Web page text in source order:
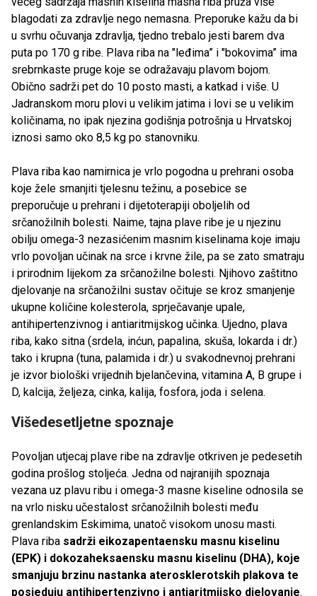
blagodati za zdravlje nego nemasna. Preporuke kažu da bi
u svrhu očuvanja zdravlja, tjedno trebalo jesti barem dva
puta po 170 g ribe. Plava riba na "leđima” i "bokovima” ima
srebrnkaste pruge koje se odražavaju plavom bojom.
Obično sadrži pet do 10 posto masti, a katkad i više. U
Jadranskom moru plovi u velikim jatima i lovi se u velikim
količinama, no ipak njezina godišnja potrošnja u Hrvatskoj
iznosi samo oko 8,5 kg po stanovniku.
Plava riba kao namirnica je vrlo pogodna u prehrani osoba
koje žele smanjiti tjelesnu težinu, a posebice se
preporučuje u prehrani i dijetoterapiji oboljelih od
srčanožilnih bolesti. Naime, tajna plave ribe je u njezinu
obilju omega-3 nezasićenim masnim kiselinama koje imaju
vrlo povoljan učinak na srce i krvne žile, pa se zato smatraju
i prirodnim lijekom za srčanožilne bolesti. Njihovo zaštitno
djelovanje na srčanožilni sustav očituje se kroz smanjenje
ukupne količine kolesterola, sprječavanje upale,
antihipertenzivnog i antiaritmijskog učinka. Ujedno, plava
riba, kako sitna (srdela, inćun, papalina, skuša, lokarda i dr.)
tako i krupna (tuna, palamida i dr.) u svakodnevnoj prehrani
je izvor biološki vrijednih bjelančevina, vitamina A, B grupe i
D, kalcija, željeza, cinka, kalija, fosfora, joda i selena.
Višedesetljetne spoznaje
Povoljan utjecaj plave ribe na zdravlje otkriven je pedesetih
godina prošlog stoljeća. Jedna od najranijih spoznaja
vezana uz plavu ribu i omega-3 masne kiseline odnosila se
na vrlo nisku učestalost srčanožilnih bolesti među
grenlandskim Eskimima, unatoč visokom unosu masti.
Plava riba sadrži eikozapentaensku masnu kiselinu
(EPK) i dokozaheksaensku masnu kiselinu (DHA), koje
smanjuju brzinu nastanka aterosklerotskih plakova te
posjeduju antihipertenzivno i antiaritmijsko djelovanje.